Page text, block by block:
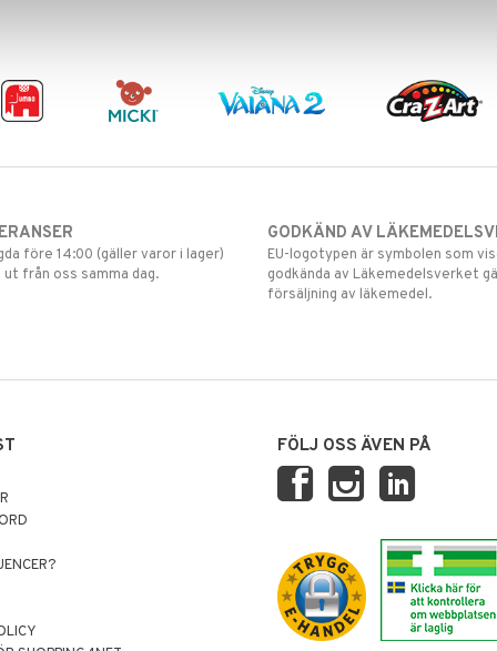
före 14:00 (gäller varor i lager)
från oss samma dag.
GODKÄND AV
EU-logotypen är symbolen som
godkända av Läkemedelsverket
försäljning av läkemedel.
FÖLJ OSS ÄVEN PÅ